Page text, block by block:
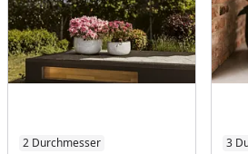
2 Durchmesser
Produkt am Lager 3